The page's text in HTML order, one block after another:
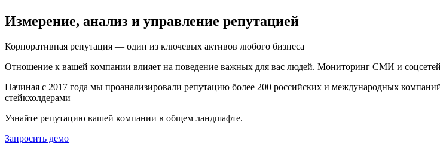
Измерение, анализ и управление репутацией
Корпоративная репутация — один из ключевых активов любого бизнеса
Отношение к вашей компании влияет на поведение важных для вас людей. Мониторинг СМИ и соцсетей
Начиная с 2017 года мы проанализировали репутацию более 200 российских и международных
стейкхолдерами
Узнайте репутацию вашей компании в общем ландшафте.
Запросить демо